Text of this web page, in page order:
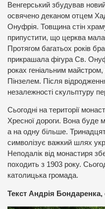
Венгерський збудував
освячено деканом отцем
Онуфрія. Товщина стін
припустити, що церква мала
Протягом багатьох років
прикрашала фігура Св.
роках геніальним
Пінзелем. Після
незалежності скульптуру
Сьогодні на території
Хресної дороги. Вона буде
а на одну більше.
символізує важкий шлях
Неподалік від монастиря
походить з 1903 року.
католицька громада.
Текст Андрія